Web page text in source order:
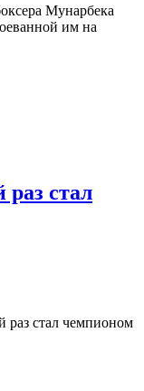
Мунарбека
им на
стал
стал чемпионом